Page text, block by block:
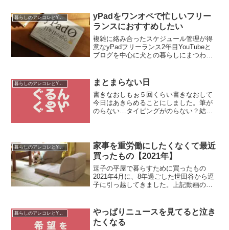
暮らしのアレコレとYouTube運営
yPadをワンオペで忙しいフリー
ランスにおすすめしたい
複雑に絡み合ったスケジュール管理が得
意なyPadフリーランス2年目YouTubeと
ブログを中心に犬との暮らしにまつわる
筆も、サイトやチャンネルの運営も、企
業との交渉も全...
暮らしのアレコレとYouTube運営 まとまらない日
書きなおしもぉ５回くらい書きなおして
今日はあきらめることにしました。筆が
のらない…タイピングがのらない？結構
はやっぱりそのうちでもこ...
暮らしのアレコレとYouTube運営
家事を重労働にしたくなくて最近
買ったもの【2021年】
逗子の平屋で暮らすために買ったもの
2021年4月に、8年過ごした世田谷から逗
子に引っ越してきました。上記動画のよ
くない。今回は、都内のマンションから
神奈川の平屋で暮らす...
暮らしのアレコレとYouTube運営
やっぱりニュースを見てると泣き
たくなる